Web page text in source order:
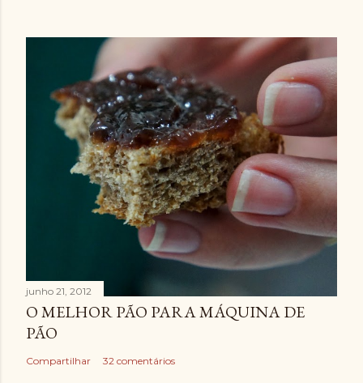
junho 21, 2012
O MELHOR PÃO PARA MÁQUINA DE
PÃO
Compartilhar 32 comentários